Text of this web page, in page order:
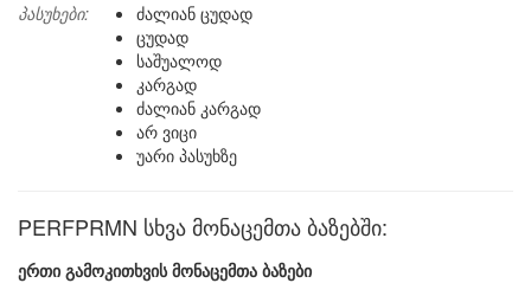
პასუხები:
ძალიან ცუდად
ცუდად
საშუალოდ
კარგად
ძალიან კარგად
არ ვიცი
უარი პასუხზე
PERFPRMN სხვა მონაცემთა ბაზებში:
ერთი გამოკითხვის მონაცემთა ბაზები